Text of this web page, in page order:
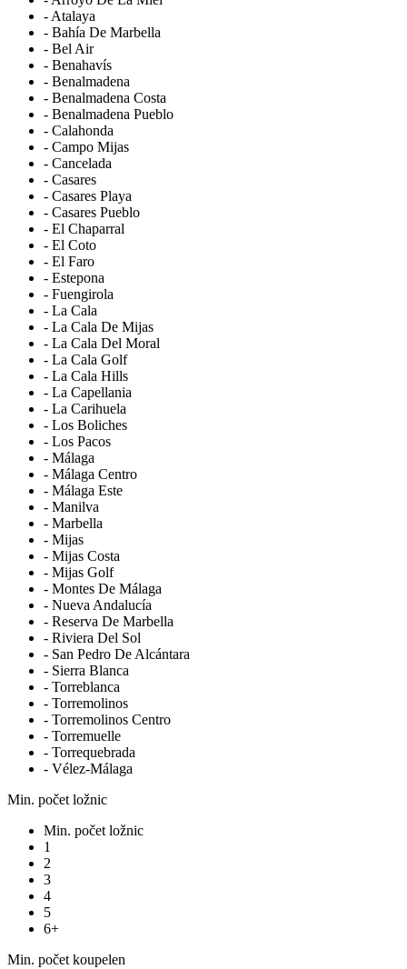
- Atalaya
- Bahía De Marbella
- Bel Air
- Benahavís
- Benalmadena
- Benalmadena Costa
- Benalmadena Pueblo
- Calahonda
- Campo Mijas
- Cancelada
- Casares
- Casares Playa
- Casares Pueblo
- El Chaparral
- El Coto
- El Faro
- Estepona
- Fuengirola
- La Cala
- La Cala De Mijas
- La Cala Del Moral
- La Cala Golf
- La Cala Hills
- La Capellania
- La Carihuela
- Los Boliches
- Los Pacos
- Málaga
- Málaga Centro
- Málaga Este
- Manilva
- Marbella
- Mijas
- Mijas Costa
- Mijas Golf
- Montes De Málaga
- Nueva Andalucía
- Reserva De Marbella
- Riviera Del Sol
- San Pedro De Alcántara
- Sierra Blanca
- Torreblanca
- Torremolinos
- Torremolinos Centro
- Torremuelle
- Torrequebrada
- Vélez-Málaga
Min. počet ložnic
Min. počet ložnic
1
2
3
4
5
6+
Min. počet koupelen